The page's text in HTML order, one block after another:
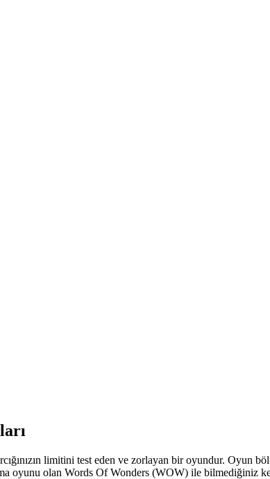
limitini test eden ve zorlayan bir oyundur. Oyun
oyunu olan Words Of Wonders (WOW) ile bilmediğiniz